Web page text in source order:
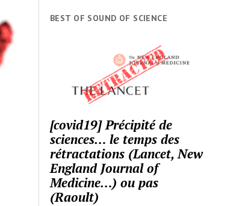
BEST OF SOUND OF SCIENCE
[covid19] Précipité de
sciences… le temps des
rétractations (Lancet, New
England Journal of
Medicine…) ou pas
(Raoult)